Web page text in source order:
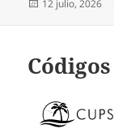
Publicado
12 julio, 2026